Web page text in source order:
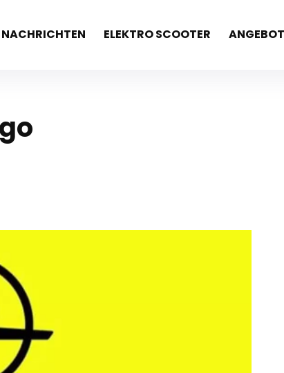
NACHRICHTEN ELEKTRO SCOOTER